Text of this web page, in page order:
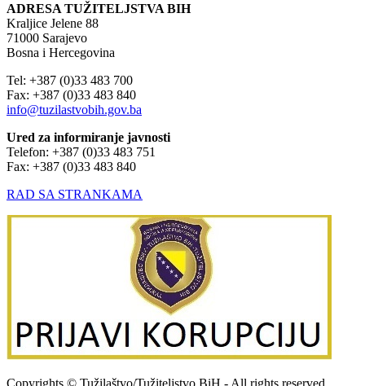
ADRESA TUŽITELJSTVA BIH
Kraljice Jelene 88
71000 Sarajevo
Bosna i Hercegovina
Tel: +387 (0)33 483 700
Fax: +387 (0)33 483 840
info@tuzilastvobih.gov.ba
Ured za informiranje javnosti
Telefon: +387 (0)33 483 751
Fax: +387 (0)33 483 840
RAD SA STRANKAMA
Copyrights © Tužilaštvo/Tužiteljstvo BiH - All rights reserved.